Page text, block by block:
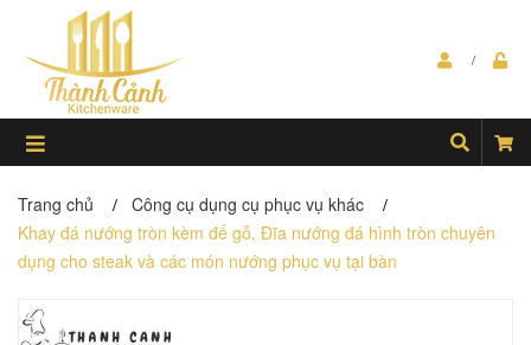
Trang chủ / Công cụ dụng cụ phục vụ khác /
Khay đá nướng tròn kèm đế gỗ, Đĩa nướng đá hình tròn chuyên
dụng cho steak và các món nướng phục vụ tại bàn